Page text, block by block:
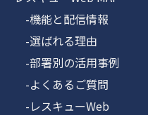
-機能と配信情報
-選ばれる理由
-部署別の活用事例
-よくあるご質問
-レスキューWeb